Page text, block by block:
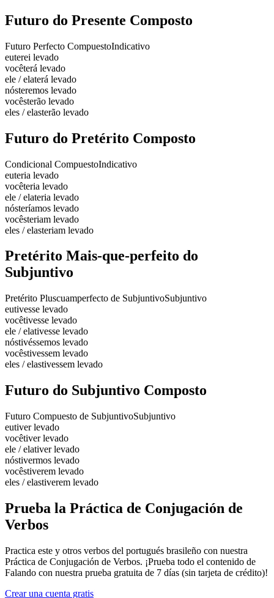
Futuro do Presente Composto
Futuro Perfecto CompuestoIndicativo
euterei levado
vocêterá levado
ele / elaterá levado
nósteremos levado
vocêsterão levado
eles / elasterão levado
Futuro do Pretérito Composto
Condicional CompuestoIndicativo
euteria levado
vocêteria levado
ele / elateria levado
nósteríamos levado
vocêsteriam levado
eles / elasteriam levado
Pretérito Mais-que-perfeito do
Subjuntivo
Pretérito Pluscuamperfecto de SubjuntivoSubjuntivo
eutivesse levado
vocêtivesse levado
ele / elativesse levado
nóstivéssemos levado
vocêstivessem levado
eles / elastivessem levado
Futuro do Subjuntivo Composto
Futuro Compuesto de SubjuntivoSubjuntivo
eutiver levado
vocêtiver levado
ele / elativer levado
nóstivermos levado
vocêstiverem levado
eles / elastiverem levado
Prueba la Práctica de Conjugación de
Verbos
Practica este y otros verbos del portugués brasileño con nuestra
Práctica de Conjugación de Verbos. ¡Prueba todo el contenido de
Falando con nuestra prueba gratuita de 7 días (sin tarjeta de crédito)!
Crear una cuenta gratis